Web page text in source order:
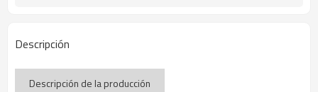
Descripción
Descripción de la producción